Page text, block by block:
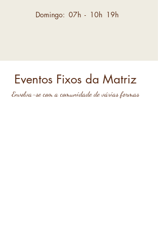
Domingo: 07h - 10h 19h
Eventos Fixos da Matriz
Envolva-se com a comunidade de várias formas